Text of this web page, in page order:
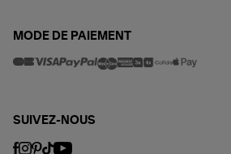
MODE DE PAIEMENT
SUIVEZ-NOUS